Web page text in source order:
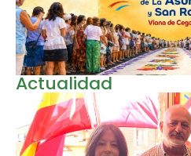
Actualidad